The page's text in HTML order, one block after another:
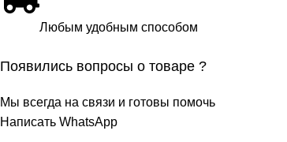
Любым удобным способом
Появились вопросы о товаре ?
Мы всегда на связи и готовы помочь
Написать WhatsApp